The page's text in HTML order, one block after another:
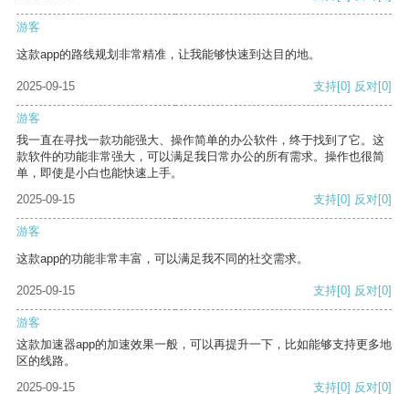
游客
这款app的路线规划非常精准，让我能够快速到达目的地。
2025-09-15 支持[0] 反对[0]
游客
我一直在寻找一款功能强大、操作简单的办公软件，终于找到了它。这
款软件的功能非常强大，可以满足我日常办公的所有需求。操作也很简
单，即使是小白也能快速上手。
2025-09-15
支持[0] 反对[0]
游客
这款app的功能非常丰富，可以满足我不同的社交需求。
2025-09-15 支持[0] 反对[0]
游客
这款加速器app的加速效果一般，可以再提升一下，比如能够支持更多地
区的线路。
2025-09-15
支持[0] 反对[0]